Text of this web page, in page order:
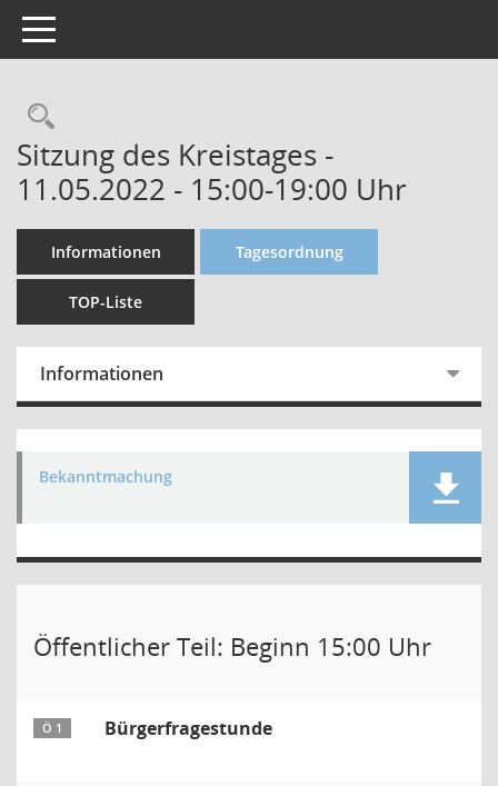
Toggle navigation
Sitzung des Kreistages -
11.05.2022 - 15:00-19:00 Uhr
Informationen Tagesordnung
TOP-Liste
Informationen
Bekanntmachung
Öffentlicher Teil: Beginn 15:00 Uhr
Ö 1 Bürgerfragestunde